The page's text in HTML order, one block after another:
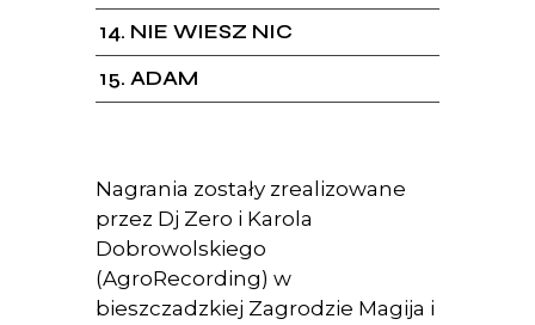
14 NIE WIESZ NIC
15 ADAM
Nagrania zostały zrealizowane
przez Dj Zero i Karola
Dobrowolskiego
(AgroRecording) w
bieszczadzkiej Zagrodzie Magija i